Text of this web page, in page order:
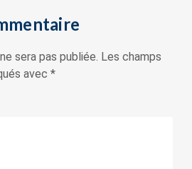
sera pas publiée. Les champs
avec *